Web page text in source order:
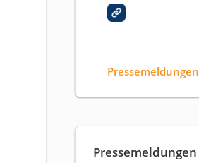
Pressemeldungen
Pressemeldungen